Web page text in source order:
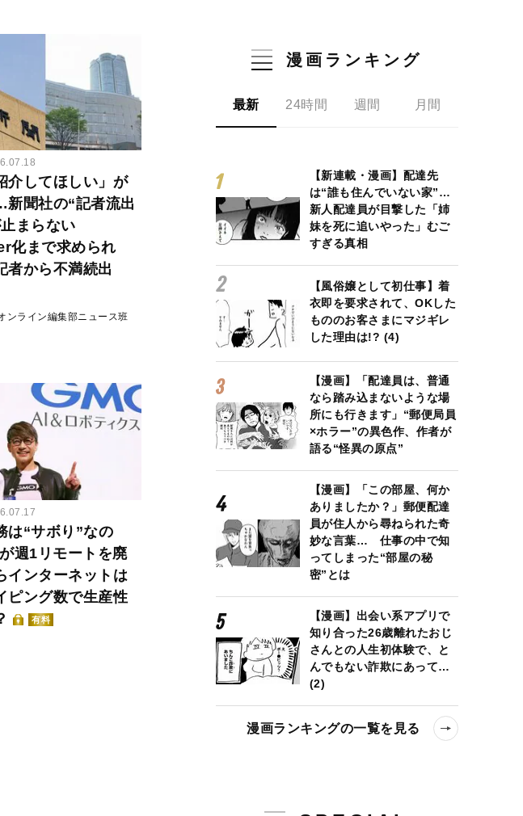
介してほしい」が
聞社の“記者流出
止まらない
化まで求められ
者から不満続出
ンライン編集部ニュース班
は“サボり”なの
週1リモートを廃
インターネットは
ング数で生産性
有料
漫画ランキング
最新 24時間 週間 月間
【新連載・漫画】配達先
は“誰も住んでいない家”…
新人配達員が目撃した「姉
妹を死に追いやった」むご
すぎる真相
【風俗嬢として初仕事】着
衣即を要求されて、OKした
もののお客さまにマジギレ
した理由は!? (4)
【漫画】「配達員は、普通
なら踏み込まないような場
所にも行きます」“郵便局員
×ホラー”の異色作、作者が
語る“怪異の原点”
【漫画】「この部屋、何か
ありましたか？」郵便配達
員が住人から尋ねられた奇
妙な言葉… 仕事の中で知
ってしまった“部屋の秘
密”とは
【漫画】出会い系アプリで
知り合った26歳離れたおじ
さんとの人生初体験で、と
んでもない詐欺にあって…
(2)
漫画ランキングの一覧を見る